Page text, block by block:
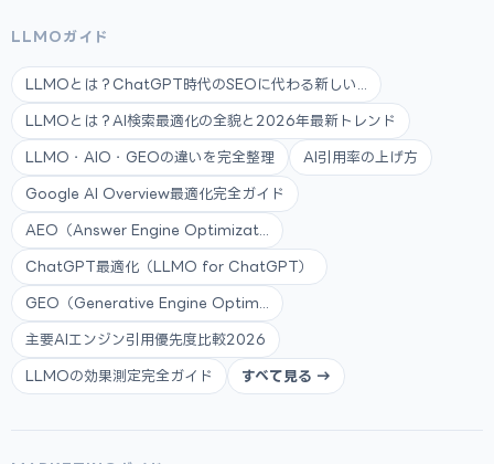
LLMOガイド
LLMOとは？ChatGPT時代のSEOに代わる新しい...
LLMOとは？AI検索最適化の全貌と2026年最新トレンド
LLMO・AIO・GEOの違いを完全整理 AI引用率の上げ方
Google AI Overview最適化完全ガイド
AEO（Answer Engine Optimizat...
ChatGPT最適化（LLMO for ChatGPT）
GEO（Generative Engine Optim...
主要AIエンジン引用優先度比較2026
LLMOの効果測定完全ガイド すべて見る →